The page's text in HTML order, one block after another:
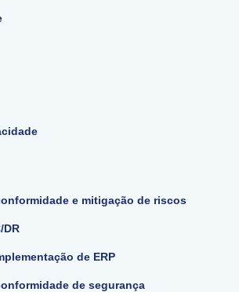
e mitigação de riscos
DR
de ERP
de segurança